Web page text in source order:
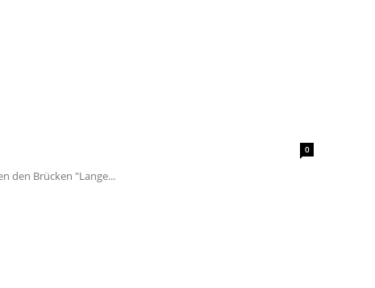
0
den Brücken "Lange...